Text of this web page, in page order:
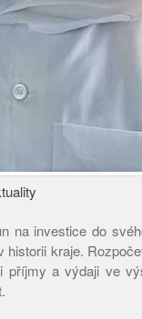
na investice do
historii kraje.
příjmy a výdaji ve